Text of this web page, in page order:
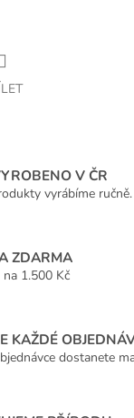
V ČR
vyrábíme ručně.
ZDARMA
1.500 Kč
KAŽDÉ
dostanete